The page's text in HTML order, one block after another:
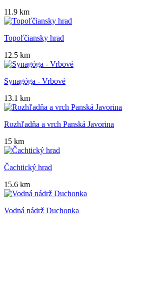
11.9 km
Topoľčiansky hrad
12.5 km
Synagóga - Vrbové
13.1 km
Rozhľadňa a vrch Panská Javorina
15 km
Čachtický hrad
15.6 km
Vodná nádrž Duchonka